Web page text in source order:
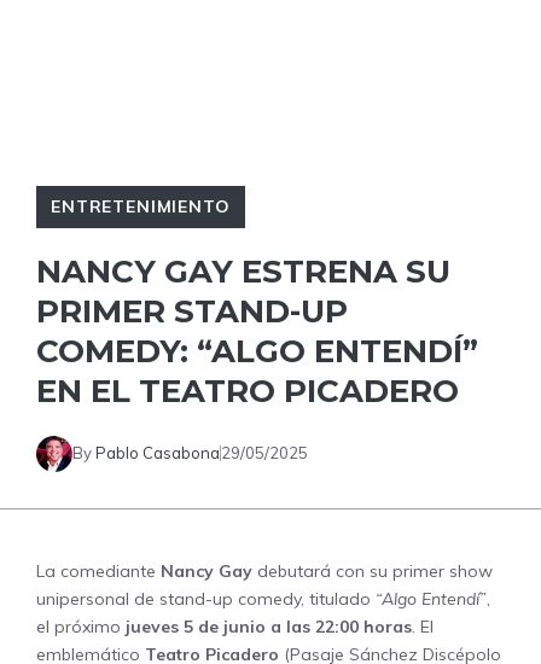
ENTRETENIMIENTO
NANCY GAY ESTRENA SU
PRIMER STAND-UP
COMEDY: “ALGO ENTENDÍ”
EN EL TEATRO PICADERO
ByPablo Casabona29/05/2025
La comediante Nancy Gay debutará con su primer show
unipersonal de stand-up comedy, titulado “Algo Entendí”,
el próximo jueves 5 de junio a las 22:00 horas. El
emblemático Teatro Picadero (Pasaje Sánchez Discépolo